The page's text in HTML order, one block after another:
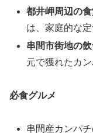
都井岬周辺の
は、家庭的な
串間市街地の
元で獲れたカ
必食グルメ
串間産カンパ